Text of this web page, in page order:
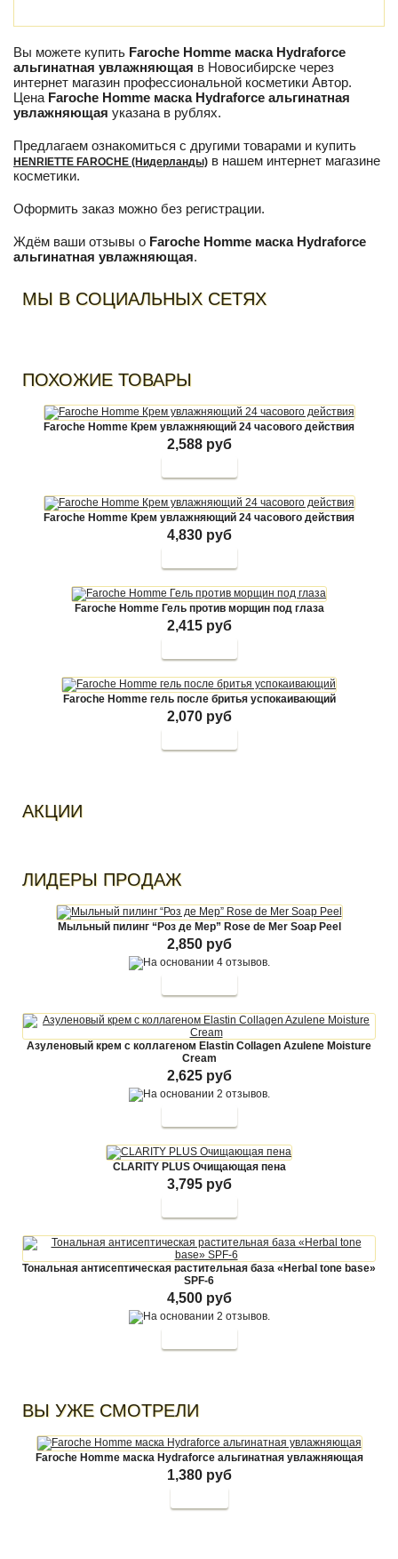
Вы можете купить Faroche Homme маска Hydraforce
альгинатная увлажняющая в Новосибирске через
интернет магазин профессиональной косметики Автор.
Цена Faroche Homme маска Hydraforce альгинатная
увлажняющая указана в рублях.
Предлагаем ознакомиться с другими товарами и купить
HENRIETTE FAROCHE (Нидерланды) в нашем интернет магазине
косметики.
Оформить заказ можно без регистрации.
Ждём ваши отзывы о Faroche Homme маска Hydraforce
альгинатная увлажняющая.
МЫ В СОЦИАЛЬНЫХ СЕТЯХ
ПОХОЖИЕ ТОВАРЫ
Faroche Homme Крем увлажняющий 24 часового действия
2,588 руб
Faroche Homme Крем увлажняющий 24 часового действия
4,830 руб
Faroche Homme Гель против морщин под глаза
2,415 руб
Faroche Homme гель после бритья успокаивающий
2,070 руб
АКЦИИ
ЛИДЕРЫ ПРОДАЖ
Мыльный пилинг “Роз де Мер” Rose de Mer Soap Peel
2,850 руб
Азуленовый крем с коллагеном Elastin Collagen Azulene Moisture
Cream
2,625 руб
CLARITY PLUS Очищающая пена
3,795 руб
Тональная антисептическая растительная база «Herbal tone base»
SPF-6
4,500 руб
ВЫ УЖЕ СМОТРЕЛИ
Faroche Homme маска Hydraforce альгинатная увлажняющая
1,380 руб